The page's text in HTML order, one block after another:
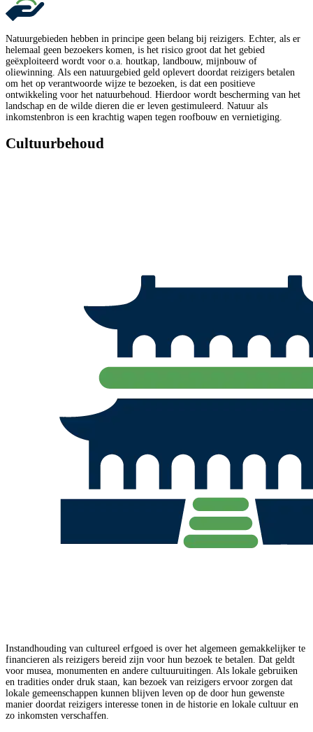
Natuurgebieden hebben in principe geen belang bij reizigers. Echter, als er
helemaal geen bezoekers komen, is het risico groot dat het gebied
geëxploiteerd wordt voor o.a. houtkap, landbouw, mijnbouw of
oliewinning. Als een natuurgebied geld oplevert doordat reizigers betalen
om het op verantwoorde wijze te bezoeken, is dat een positieve
ontwikkeling voor het natuurbehoud. Hierdoor wordt bescherming van het
landschap en de wilde dieren die er leven gestimuleerd. Natuur als
inkomstenbron is een krachtig wapen tegen roofbouw en vernietiging.
Cultuurbehoud
Instandhouding van cultureel erfgoed is over het algemeen gemakkelijker te
financieren als reizigers bereid zijn voor hun bezoek te betalen. Dat geldt
voor musea, monumenten en andere cultuuruitingen. Als lokale gebruiken
en tradities onder druk staan, kan bezoek van reizigers ervoor zorgen dat
lokale gemeenschappen kunnen blijven leven op de door hun gewenste
manier doordat reizigers interesse tonen in de historie en lokale cultuur en
zo inkomsten verschaffen.